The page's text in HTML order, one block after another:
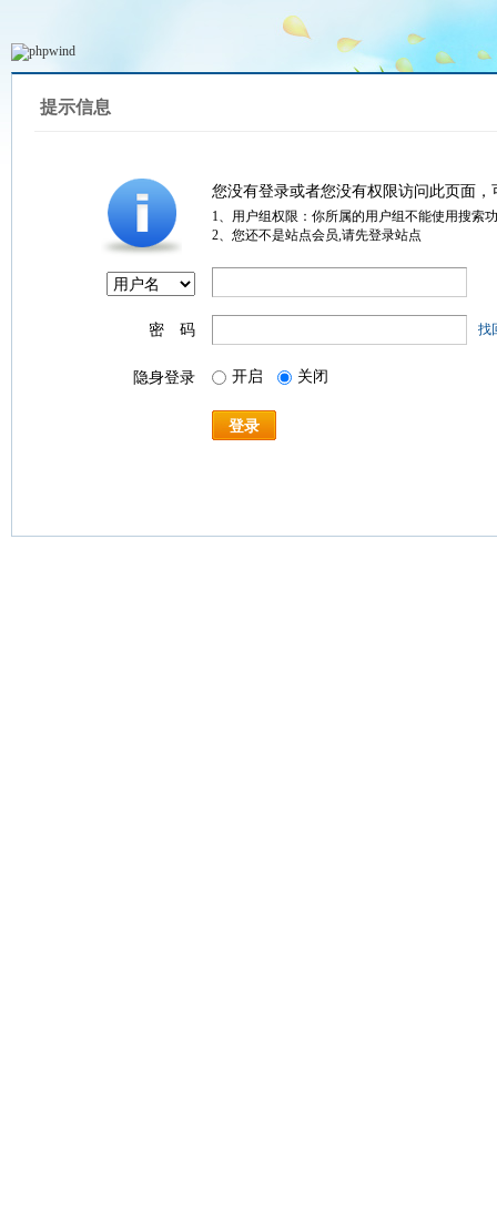
提示信息
您没有登录或者您没有权限访问此页面
1、用户组权限：你所属的用户组不能使用搜索
2、您还不是站点会员,请先登录站点
密 码 找
隐身登录 开启 关闭
登录